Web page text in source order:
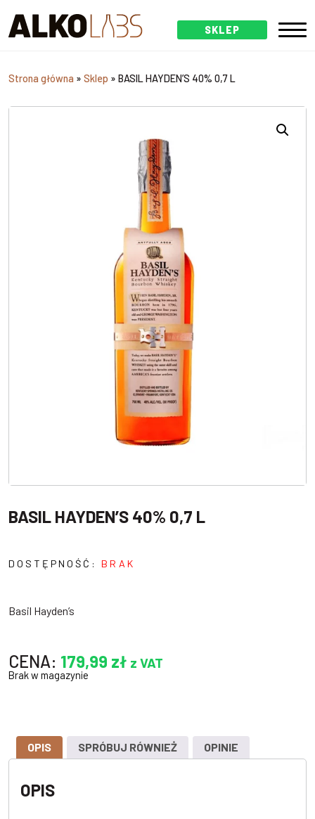
SKLEP
Strona główna » Sklep » BASIL HAYDEN’S 40% 0,7 L
BASIL HAYDEN’S 40% 0,7 L
DOSTĘPNOŚĆ: BRAK
Basil Hayden’s
CENA: 179,99 zł z VAT
Brak w magazynie
OPIS SPRÓBUJ RÓWNIEŻ OPINIE
OPIS